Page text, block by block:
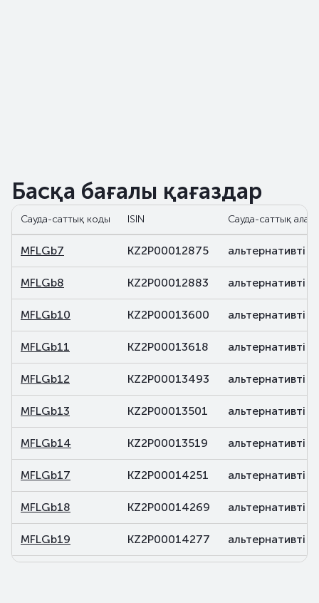
Басқа бағалы қағаздар
Сауда-саттық коды ISIN Сауда-саттық алаң
MFLGb7 KZ2P00012875 альтернативті
MFLGb8 KZ2P00012883 альтернативті
MFLGb10 KZ2P00013600 альтернативті
MFLGb11 KZ2P00013618 альтернативті
MFLGb12 KZ2P00013493 альтернативті
MFLGb13 KZ2P00013501 альтернативті
MFLGb14 KZ2P00013519 альтернативті
MFLGb17 KZ2P00014251 альтернативті
MFLGb18 KZ2P00014269 альтернативті
MFLGb19 KZ2P00014277 альтернативті